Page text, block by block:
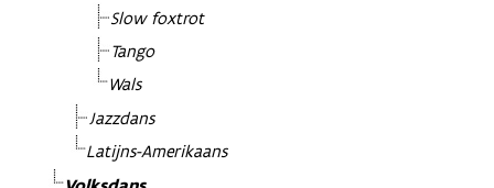
Slow foxtrot
Tango
Wals
Jazzdans
Latijns-Amerikaans